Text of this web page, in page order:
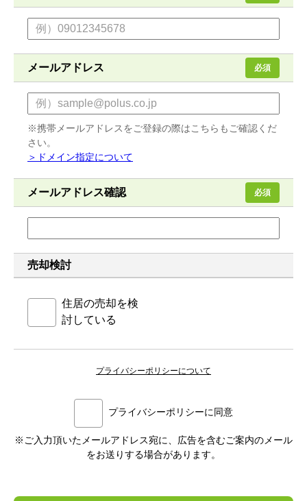
メールアドレス 必須
※携帯メールアドレスをご登録の際はこちらもご確認くだ
さい。
＞ドメイン指定について
メールアドレス確認 必須
売却検討
住居の売却を検
討している
プライバシーポリシーについて
プライバシーポリシーに同意
※ご入力頂いたメールアドレス宛に、広告を含むご案内のメール
をお送りする場合があります。